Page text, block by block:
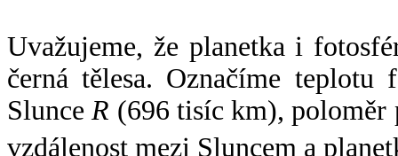
Uvažujeme, že planetka i
černá tělesa. Označíme
SlunceR (696 tisíc km),
vzdálenost mezi Sluncem a